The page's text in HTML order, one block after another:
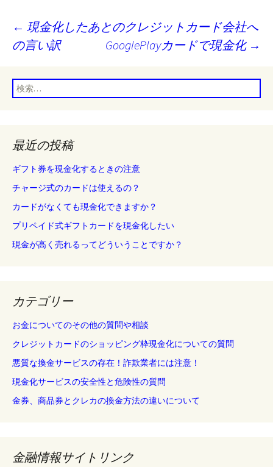
← 現金化したあとのクレジットカード会社へ
の言い訳
GooglePlayカードで現金化 →
検
索:
最近の投稿
ギフト券を現金化するときの注意
チャージ式のカードは使えるの？
カードがなくても現金化できますか？
プリペイド式ギフトカードを現金化したい
現金が高く売れるってどういうことですか？
カテゴリー
お金についてのその他の質問や相談
クレジットカードのショッピング枠現金化についての質問
悪質な換金サービスの存在！詐欺業者には注意！
現金化サービスの安全性と危険性の質問
金券、商品券とクレカの換金方法の違いについて
金融情報サイトリンク